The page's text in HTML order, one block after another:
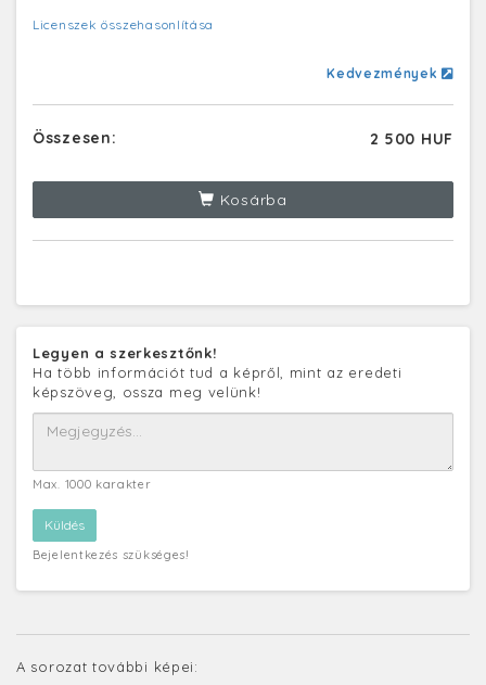
Licenszek összehasonlítása
Kedvezmények
Összesen: 2 500 HUF
Kosárba
Legyen a szerkesztőnk!
Ha több információt tud a képről, mint az eredeti
képszöveg, ossza meg velünk!
Max. 1000 karakter
Bejelentkezés szükséges!
A sorozat további képei: